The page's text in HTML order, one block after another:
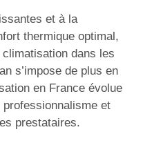
et à la
thermique optimal,
climatisation dans les
s’impose de plus en
en France évolue
et
prestataires.